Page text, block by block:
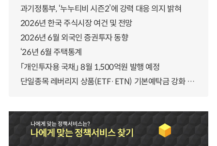
과기정통부, ‘누누티비 시즌2’에 강력 대응 의지 밝혀
2026년 한국 주식시장 여건 및 전망
2026년 6월 외국인 증권투자 동향
‘26년 6월 주택통계
「개인투자용 국채」 8월 1,500억원 발행 예정
단일종목 레버리지 상품(ETF·ETN) 기본예탁금 강화 조기시행 방안 안내